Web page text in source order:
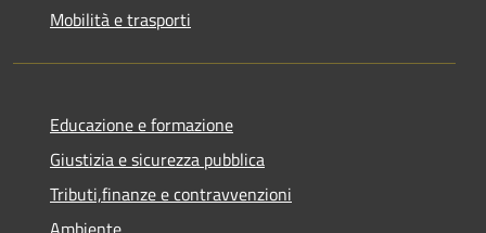
Mobilità e trasporti
Educazione e formazione
Giustizia e sicurezza pubblica
Tributi,finanze e contravvenzioni